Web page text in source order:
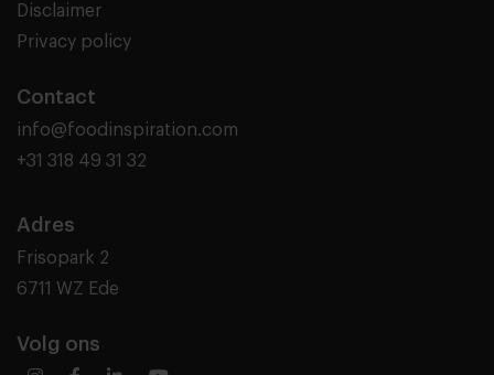
Disclaimer
Privacy policy
Contact
info@foodinspiration.com
+31 318 49 31 32
Adres
Frisopark 2
6711 WZ Ede
Volg ons